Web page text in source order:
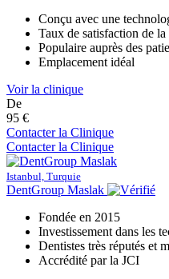
Conçu avec une
Taux de satisfaction de
Populaire auprès des
Emplacement idéal
Voir la clinique
De
95 €
Contacter la Clinique
Contacter la Clinique
Istanbul, Turquie
DentGroup Maslak
Fondée en 2015
Investissement dans les
Dentistes très réputés et
Accrédité par la JCI